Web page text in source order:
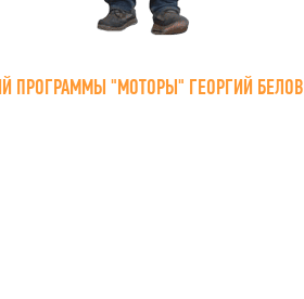
ПРОГРАММЫ "МОТОРЫ" ГЕОРГИЙ БЕЛОВ